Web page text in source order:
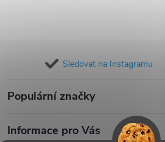
Sledovat na Instagramu
Populární značky
Informace pro Vás